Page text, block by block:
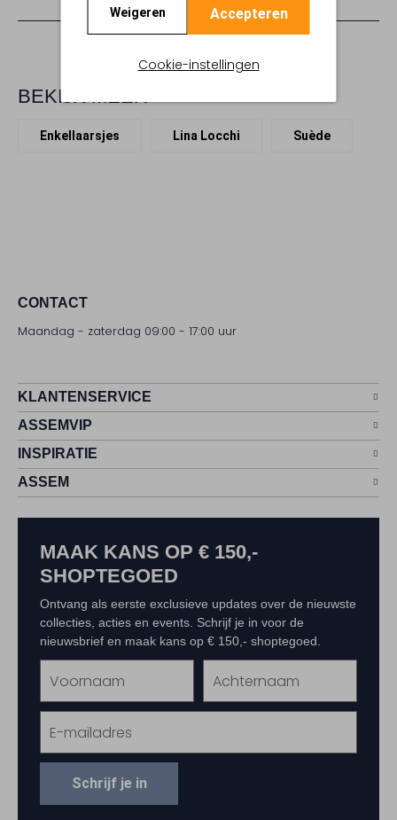
Weigeren Accepteren
Cookie-instellingen
BEKIJK MEER
Enkellaarsjes Lina Locchi Suède
CONTACT
Maandag - zaterdag 09:00 - 17:00 uur
KLANTENSERVICE
ASSEMVIP
INSPIRATIE
ASSEM
MAAK KANS OP € 150,-
SHOPTEGOED
Ontvang als eerste exclusieve updates over de nieuwste
collecties, acties en events. Schrijf je in voor de
nieuwsbrief en maak kans op € 150,- shoptegoed.
Schrijf je in